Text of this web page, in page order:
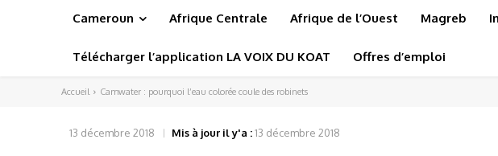
Cameroun Afrique Centrale Afrique de l’Ouest Magreb
Télécharger l’application LA VOIX DU KOAT Offres d’emploi
Accueil Camwater : pourquoi l’eau colorée coule des robinets
13 décembre 2018 Mis à jour il y'a :13 décembre 2018